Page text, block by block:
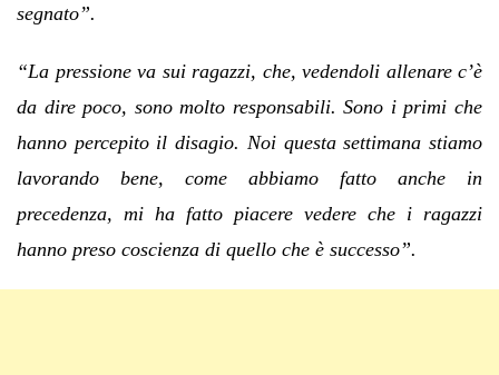
segnato”.
“La pressione va sui ragazzi, che, vedendoli allenare c’è
da dire poco, sono molto responsabili. Sono i primi che
hanno percepito il disagio. Noi questa settimana stiamo
lavorando bene, come abbiamo fatto anche in
precedenza, mi ha fatto piacere vedere che i ragazzi
hanno preso coscienza di quello che è successo”.